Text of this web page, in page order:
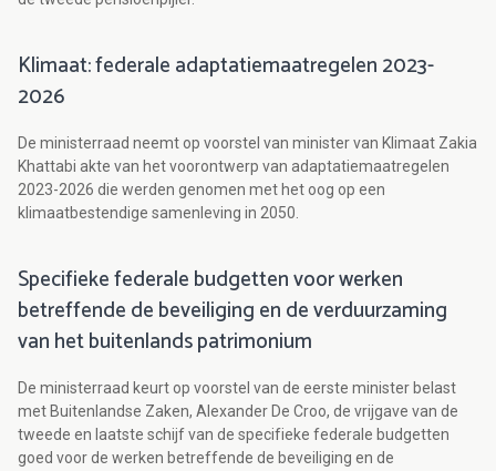
Klimaat: federale adaptatiemaatregelen 2023-
2026
De ministerraad neemt op voorstel van minister van Klimaat Zakia
Khattabi akte van het voorontwerp van adaptatiemaatregelen
2023-2026 die werden genomen met het oog op een
klimaatbestendige samenleving in 2050.
Specifieke federale budgetten voor werken
betreffende de beveiliging en de verduurzaming
van het buitenlands patrimonium
De ministerraad keurt op voorstel van de eerste minister belast
met Buitenlandse Zaken, Alexander De Croo, de vrijgave van de
tweede en laatste schijf van de specifieke federale budgetten
goed voor de werken betreffende de beveiliging en de